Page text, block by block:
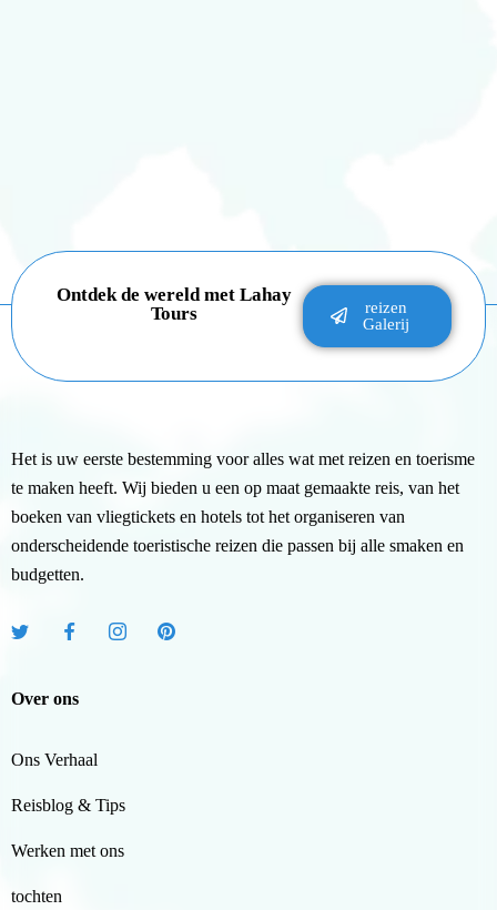
Ontdek de wereld met Lahay
Tours
reizen
Galerij
Het is uw eerste bestemming voor alles wat met reizen en toerisme
te maken heeft. Wij bieden u een op maat gemaakte reis, van het
boeken van vliegtickets en hotels tot het organiseren van
onderscheidende toeristische reizen die passen bij alle smaken en
budgetten.
Over ons
Ons Verhaal
Reisblog & Tips
Werken met ons
tochten